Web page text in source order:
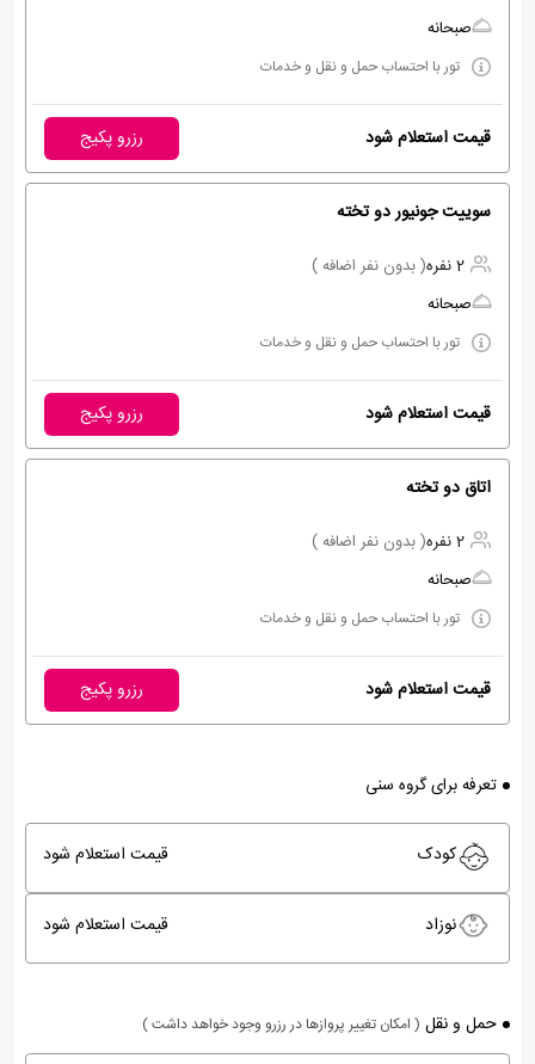
صبحانه
تور با احتساب حمل و نقل و خدمات
قیمت استعلام شود رزرو پکیج
سوییت جونیور دو تخته
2 نفره
( بدون نفر اضافه )
صبحانه
تور با احتساب حمل و نقل و خدمات
قیمت استعلام شود رزرو پکیج
اتاق دو تخته
2 نفره
( بدون نفر اضافه )
صبحانه
تور با احتساب حمل و نقل و خدمات
قیمت استعلام شود رزرو پکیج
تعرفه برای گروه سنی
کودک قیمت استعلام شود
نوزاد قیمت استعلام شود
حمل و نقل ( امکان تغییر پروازها در رزرو وجود خواهد داشت )